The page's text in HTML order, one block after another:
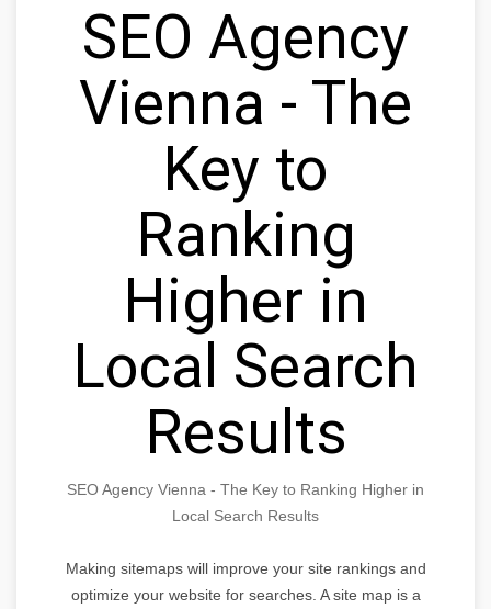
SEO Agency
Vienna - The
Key to
Ranking
Higher in
Local Search
Results
SEO Agency Vienna - The Key to Ranking Higher in
Local Search Results
Making sitemaps will improve your site rankings and
optimize your website for searches. A site map is a